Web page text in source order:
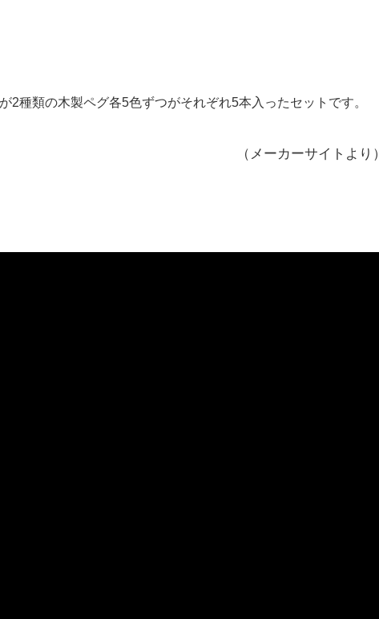
2種類の木製ペグ各5色ずつがそれぞれ5本入ったセットです。
（メーカーサイトより）